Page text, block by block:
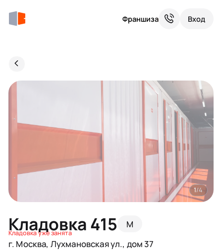
Франшиза Вход
Кладовка 415 M
Кладовка уже занята
г. Москва, Лухмановская ул., дом 37
1/4